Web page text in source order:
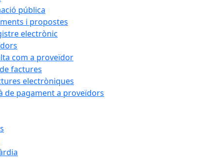
pública
i propostes
electrònic
com a proveïdor
factures
electròniques
de pagament a proveïdors